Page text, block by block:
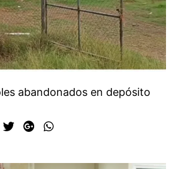
abandonados en depósito